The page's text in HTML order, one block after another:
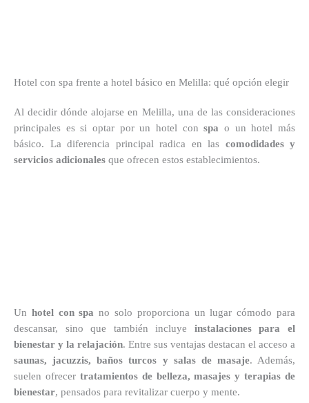
Hotel con spa frente a hotel básico en Melilla: qué opción elegir
Al decidir dónde alojarse en Melilla, una de las consideraciones
principales es si optar por un hotel conspa o un hotel más
básico. La diferencia principal radica en las comodidades y
servicios adicionales que ofrecen estos establecimientos.
Un hotel con spa no solo proporciona un lugar cómodo para
descansar, sino que también incluye instalaciones para el
bienestar y la relajación. Entre sus ventajas destacan el acceso a
saunas, jacuzzis, baños turcos y salas de masaje. Además,
suelen ofrecer tratamientos de belleza, masajes y terapias de
bienestar, pensados para revitalizar cuerpo y mente.